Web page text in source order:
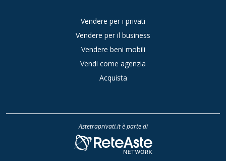
Vendere per i privati
Vendere per il business
Vendere beni mobili
Vendi come agenzia
Acquista
Astetraprivati.it è parte di